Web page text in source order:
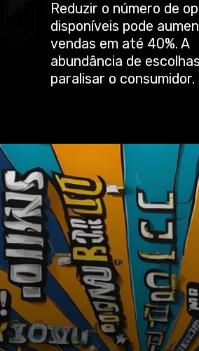
Reduzir o número de
disponíveis pode
vendas em até 40%. A
abundância de
paralisar o consumidor.